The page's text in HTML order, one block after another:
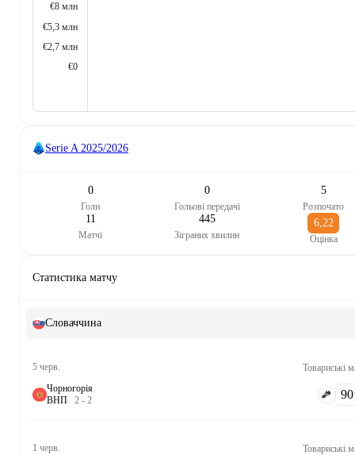
€8 млн
€5,3 млн
€2,7 млн
€0
Serie A 2025/2026
0
Голи
0
Гольові передачі
5
Розпочато
11
Матчі
445
Зіграних хвилин
6,22
Оцінка
Статистика матчу
Словаччина
5 черв.
Товариські
Чорногорія
ВНП 2 - 2
1 черв.
Товариські